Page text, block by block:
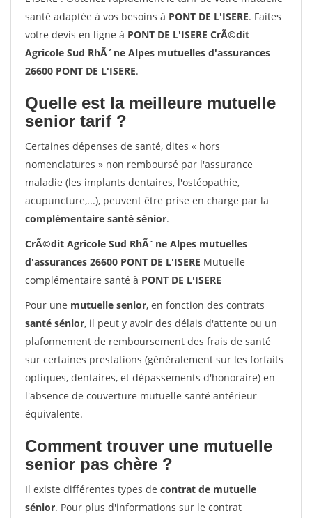
santé adaptée à vos besoins à PONT DE L'ISERE. Faites
votre devis en ligne à PONT DE L'ISERE CrÃ©dit
Agricole Sud RhÃ´ne Alpes mutuelles d'assurances
26600 PONT DE L'ISERE.
Quelle est la meilleure mutuelle
senior tarif ?
Certaines dépenses de santé, dites « hors
nomenclatures » non remboursé par l'assurance
maladie (les implants dentaires, l'ostéopathie,
acupuncture,...), peuvent être prise en charge par la
complémentaire santé sénior.
CrÃ©dit Agricole Sud RhÃ´ne Alpes mutuelles
d'assurances 26600 PONT DE L'ISERE Mutuelle
complémentaire santé à PONT DE L'ISERE
Pour une mutuelle senior, en fonction des contrats
santé sénior, il peut y avoir des délais d'attente ou un
plafonnement de remboursement des frais de santé
sur certaines prestations (généralement sur les forfaits
optiques, dentaires, et dépassements d'honoraire) en
l'absence de couverture mutuelle santé antérieur
équivalente.
Comment trouver une mutuelle
senior pas chère ?
Il existe différentes types de contrat de mutuelle
sénior. Pour plus d'informations sur le contrat